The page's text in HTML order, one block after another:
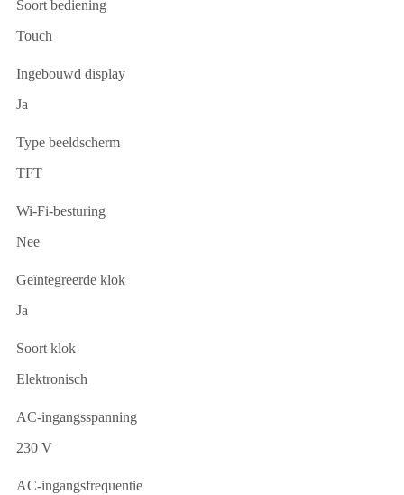
Soort bediening
Touch
Ingebouwd display
Ja
Type beeldscherm
TFT
Wi-Fi-besturing
Nee
Geïntegreerde klok
Ja
Soort klok
Elektronisch
AC-ingangsspanning
230 V
AC-ingangsfrequentie